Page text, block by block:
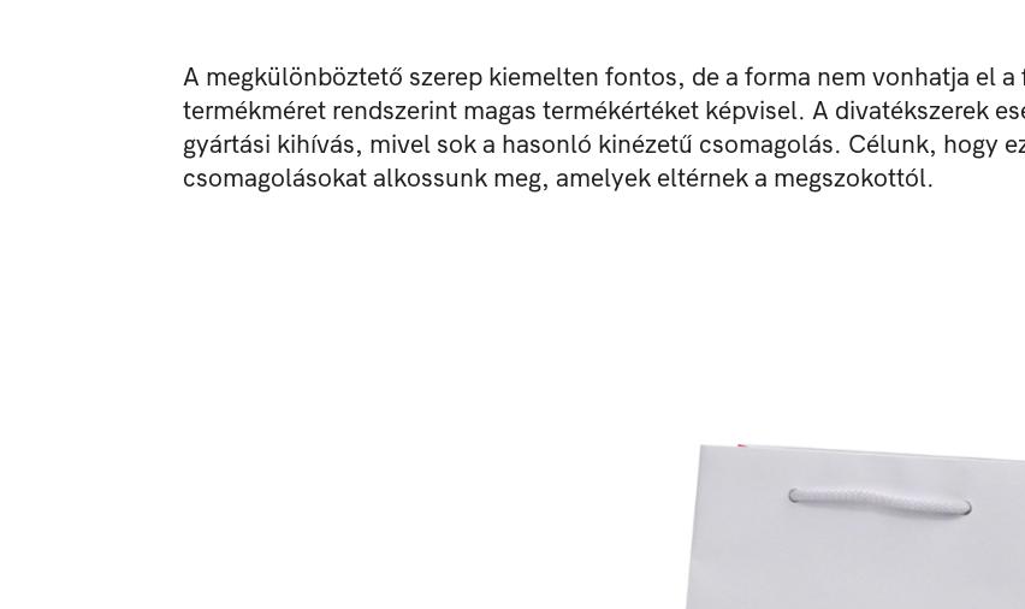
A megkülönböztető szerep kiemelten fontos, de a forma nem vonhatja el
termékméret rendszerint magas termékértéket képvisel. A divatékszerek
gyártási kihívás, mivel sok a hasonló kinézetű csomagolás. Célunk, hogy
csomagolásokat alkossunk meg, amelyek eltérnek a megszokottól.